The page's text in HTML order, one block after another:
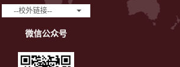
--校外链接--
微信公众号